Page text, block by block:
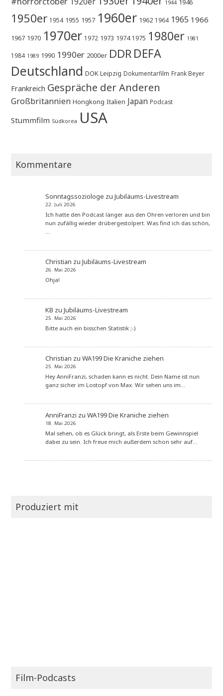
1944
1950er 1954 1955 1957 1960er 1962 1964 1965 1966
1967 1970 1970er 1972 1973 1974 1975 1980er 1981
1984 1989 1990 1990er 2000er DDR DEFA
Deutschland DOK Leipzig Dokumentarfilm Frank Beyer
Frankreich Gespräche der Anderen
Großbritannien Hongkong Italien Japan Podcast
Stummfilm Südkorea USA
Kommentare
Sonntagssoziologe zu Jubiläums-Livestream
22. Juli 2026
Ich hatte den Podcast länger aus den Ohren verloren und bin
nun zufällig wieder drübergestolpert. Was find ich das schön,
…
Christian zu Jubiläums-Livestream
26. Mai 2026
Ohja!
KB zu Jubiläums-Livestream
25. Mai 2026
Bitte auch ein bisschen Statistik ;-)
Christian zu WA199 Die Kraniche ziehen
25. Mai 2026
Hey AnniFranzi, schaden kann es nicht. Dein Name ist nun
ganz sicher im Lostopf von Max. Wir sehen uns im…
AnniFranzi zu WA199 Die Kraniche ziehen
18. Mai 2026
Mal sehen, ob es Glück bringt, als Erste beim Gewinnspiel
dabei zu sein. Ich freue mich außerdem schon sehr auf…
Produziert mit
Film-Podcasts